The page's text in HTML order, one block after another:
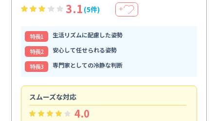
3.1 (5件) ＋
特⻑1
生活リズムに配慮した姿勢
特⻑2
安心して任せられる姿勢
特⻑3
専門家としての冷静な判断
スムーズな対応
4.0